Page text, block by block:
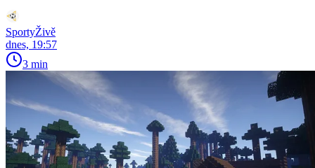
SportyŽivě
dnes, 19:57
3 min